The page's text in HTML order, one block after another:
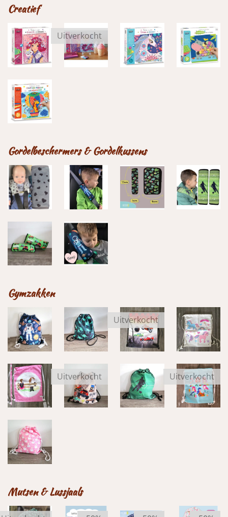
Creatief
Uitverkocht
Gordelbeschermers & Gordelkussens
Gymzakken
Uitverkocht
Uitverkocht Uitverkocht
Mutsen & Lussjaals